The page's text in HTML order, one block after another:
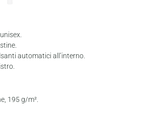
automatici all’interno.
195 g/m².